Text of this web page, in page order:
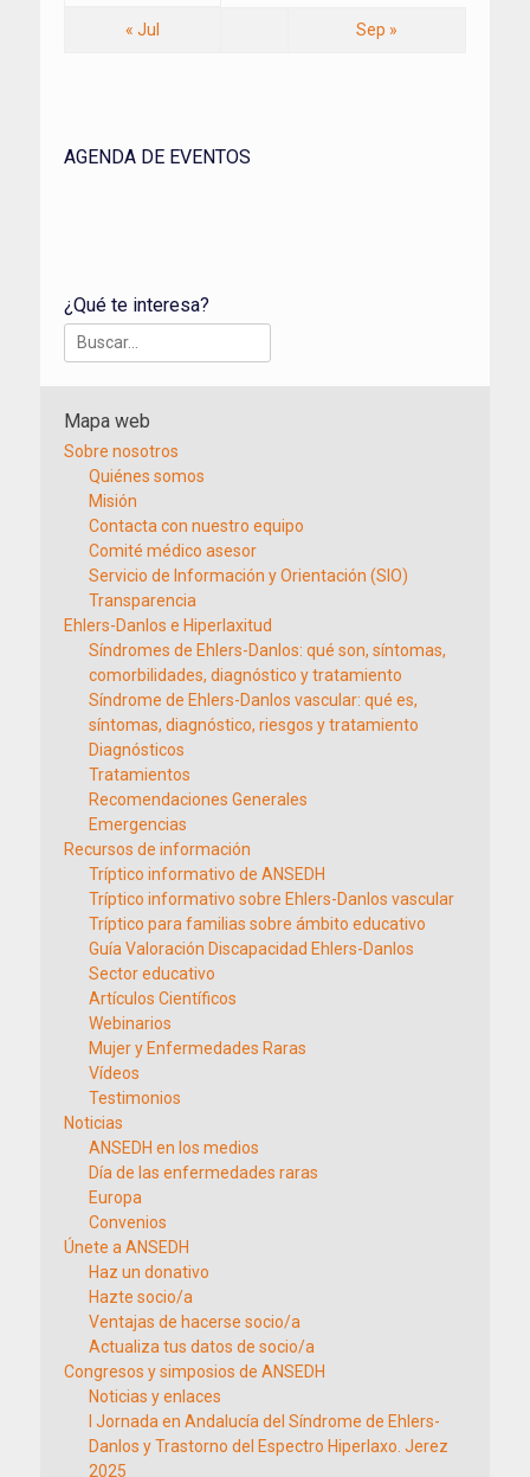
« Jul Sep »
AGENDA DE EVENTOS
¿Qué te interesa?
Buscar:
Mapa web
Sobre nosotros
Quiénes somos
Misión
Contacta con nuestro equipo
Comité médico asesor
Servicio de Información y Orientación (SIO)
Transparencia
Ehlers-Danlos e Hiperlaxitud
Síndromes de Ehlers-Danlos: qué son, síntomas,
comorbilidades, diagnóstico y tratamiento
Síndrome de Ehlers-Danlos vascular: qué es,
síntomas, diagnóstico, riesgos y tratamiento
Diagnósticos
Tratamientos
Recomendaciones Generales
Emergencias
Recursos de información
Tríptico informativo de ANSEDH
Tríptico informativo sobre Ehlers-Danlos vascular
Tríptico para familias sobre ámbito educativo
Guía Valoración Discapacidad Ehlers-Danlos
Sector educativo
Artículos Científicos
Webinarios
Mujer y Enfermedades Raras
Vídeos
Testimonios
Noticias
ANSEDH en los medios
Día de las enfermedades raras
Europa
Convenios
Únete a ANSEDH
Haz un donativo
Hazte socio/a
Ventajas de hacerse socio/a
Actualiza tus datos de socio/a
Congresos y simposios de ANSEDH
Noticias y enlaces
I Jornada en Andalucía del Síndrome de Ehlers-
Danlos y Trastorno del Espectro Hiperlaxo. Jerez
2025